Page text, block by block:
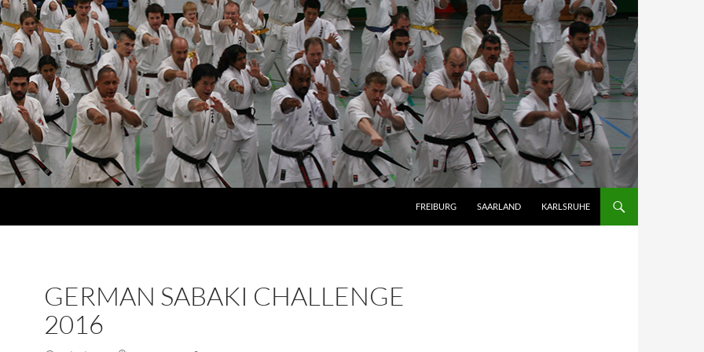
FREIBURG SAARLAND KARLSRUHE
GERMAN SABAKI CHALLENGE
2016